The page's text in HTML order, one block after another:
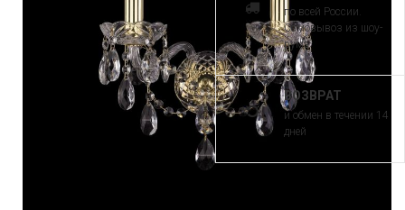
по всей России.
Самовывоз из шоу-
рума
ВОЗВРАТ
и обмен в течении 14
дней